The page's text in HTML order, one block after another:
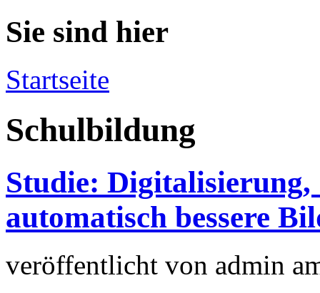
Sie sind hier
Startseite
Schulbildung
Studie: Digitalisierung,
automatisch bessere
veröffentlicht von admin